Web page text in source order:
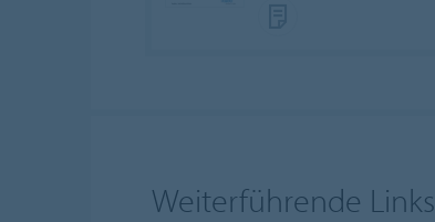
Weiterführende Links